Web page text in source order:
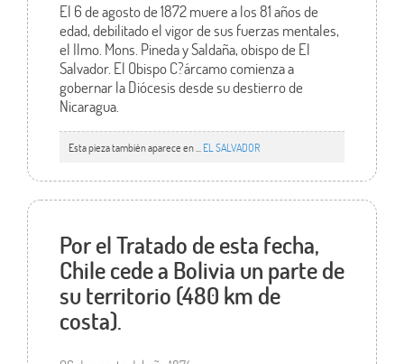
El 6 de agosto de 1872 muere a los 81 años de
edad, debilitado el vigor de sus fuerzas mentales,
el Ilmo. Mons. Pineda y Saldaña, obispo de El
Salvador. El Obispo C?árcamo comienza a
gobernar la Diócesis desde su destierro de
Nicaragua.
Esta pieza también aparece en ... EL SALVADOR
Por el Tratado de esta fecha,
Chile cede a Bolivia un parte de
su territorio (480 km de
costa).